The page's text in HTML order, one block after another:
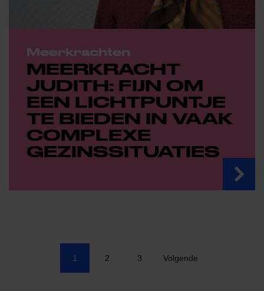
Meerkrachten
MEERKRACHT
JUDITH: FIJN OM
EEN LICHTPUNTJE
TE BIEDEN IN VAAK
COMPLEXE
GEZINSSITUATIES
1 2 3 Volgende